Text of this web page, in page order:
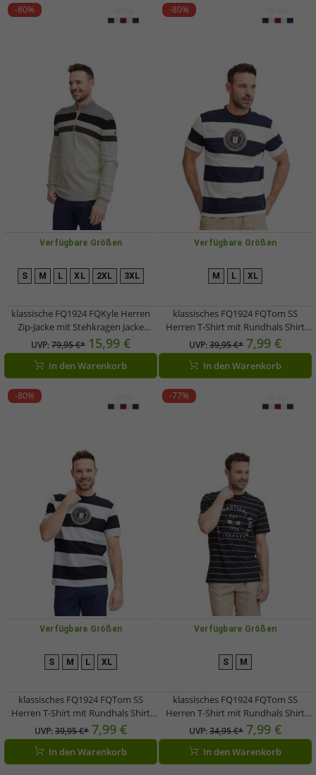
-80%
Verfügbare Größen
S M L XL 2XL 3XL
klassische FQ1924 FQKyle Herren
Zip-Jacke mit Stehkragen Jacke
21900654-114201 Weiß
UVP:79,95 €* 15,99 €
In den Warenkorb
-80%
Verfügbare Größen
M L XL
klassisches FQ1924 FQTom SS
Herren T-Shirt mit Rundhals Shirt
21900645-114201 Weiß
UVP:39,95 €* 7,99 €
In den Warenkorb
-80%
Verfügbare Größen
S M L XL
klassisches FQ1924 FQTom SS
Herren T-Shirt mit Rundhals Shirt
21900645-144115 Blau
UVP:39,95 €* 7,99 €
In den Warenkorb
-77%
Verfügbare Größen
S M
klassisches FQ1924 FQTom SS
Herren T-Shirt mit Rundhals Shirt
21900644-194011 Grau
UVP:34,95 €* 7,99 €
In den Warenkorb